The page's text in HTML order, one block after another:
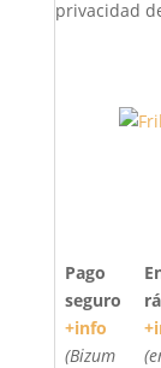
privacidad
Pago
seguro
+info
(Bizum